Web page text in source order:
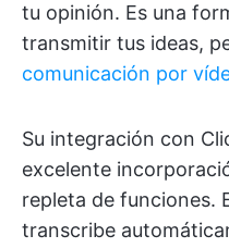
tu opinión. Es una
transmitir tus ideas,
comunicación por
Su integración con
excelente
repleta de funciones.
transcribe